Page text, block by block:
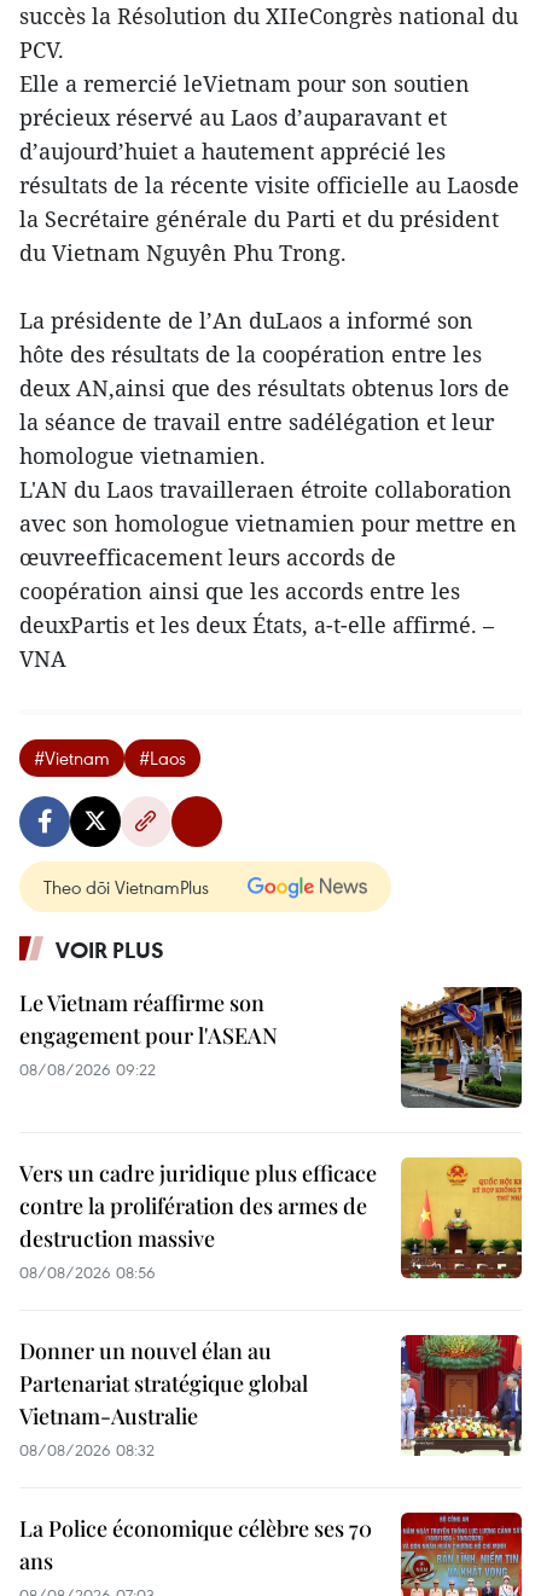
succès la Résolution du XIIeCongrès national du
PCV.
Elle a remercié leVietnam pour son soutien
précieux réservé au Laos d’auparavant et
d’aujourd’huiet a hautement apprécié les
résultats de la récente visite officielle au Laosde
la Secrétaire générale du Parti et du président
du Vietnam Nguyên Phu Trong.
La présidente de l’An duLaos a informé son
hôte des résultats de la coopération entre les
deux AN,ainsi que des résultats obtenus lors de
la séance de travail entre sadélégation et leur
homologue vietnamien.
L'AN du Laos travailleraen étroite collaboration
avec son homologue vietnamien pour mettre en
œuvreefficacement leurs accords de
coopération ainsi que les accords entre les
deuxPartis et les deux États, a-t-elle affirmé. –
VNA
#Vietnam #Laos
Theo dõi VietnamPlus
VOIR PLUS
Le Vietnam réaffirme son
engagement pour l'ASEAN
08/08/2026 09:22
Vers un cadre juridique plus efficace
contre la prolifération des armes de
destruction massive
08/08/2026 08:56
Donner un nouvel élan au
Partenariat stratégique global
Vietnam-Australie
08/08/2026 08:32
La Police économique célèbre ses 70
ans